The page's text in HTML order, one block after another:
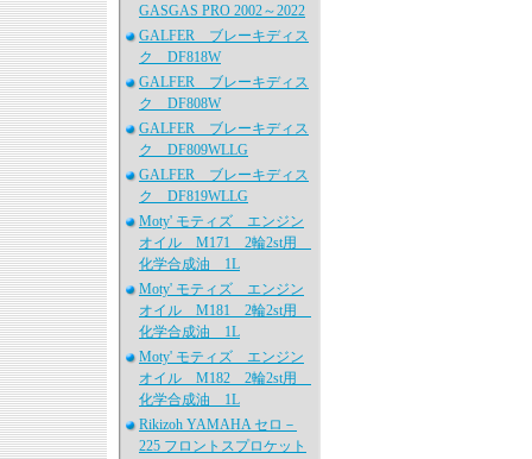
GASGAS PRO 2002～2022
GALFER ブレーキディス
ク DF818W
GALFER ブレーキディス
ク DF808W
GALFER ブレーキディス
ク DF809WLLG
GALFER ブレーキディス
ク DF819WLLG
Moty' モティズ エンジン
オイル M171 2輪2st用
化学合成油 1L
Moty' モティズ エンジン
オイル M181 2輪2st用
化学合成油 1L
Moty' モティズ エンジン
オイル M182 2輪2st用
化学合成油 1L
Rikizoh YAMAHA セロ－
225 フロントスプロケット